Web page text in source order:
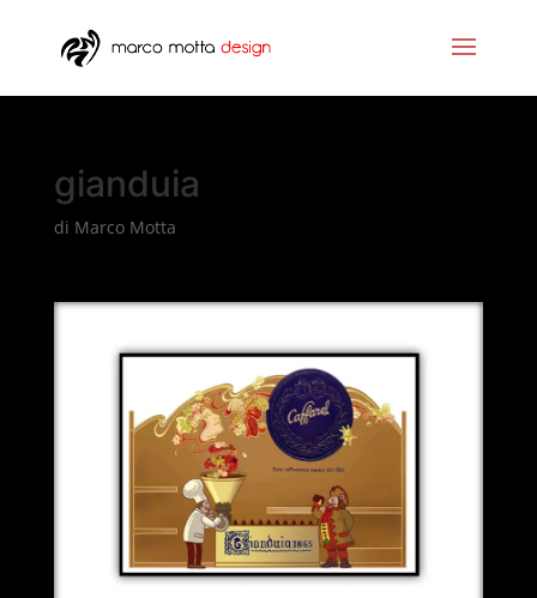
gianduia
di Marco Motta